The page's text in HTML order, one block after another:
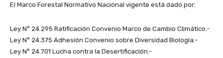
El Marco Forestal Normativo Nacional vigente está dado por:
Ley N° 24.295 Ratificación Convenio Marco de Cambio Climático.-
Ley N° 24.375 Adhesión Convenio sobre Diversidad Biología.-
Ley N° 24.701 Lucha contra la Desertificación.-